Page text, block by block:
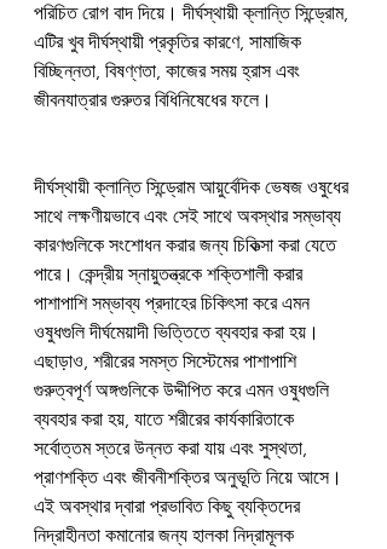
পরিচিত রোগ বাদ দিয়ে। দীর্ঘস্থায়ী ক্লান্তি সিন্ড্রোম,
এটির খুব দীর্ঘস্থায়ী প্রকৃতির কারণে, সামাজিক
বিচ্ছিন্নতা, বিষণ্ণতা, কাজের সময় হ্রাস এবং
জীবনযাত্রার গুরুতর বিধিনিষেধের ফলে।
দীর্ঘস্থায়ী ক্লান্তি সিন্ড্রোম আয়ুর্বেদিক ভেষজ ওষুধের
সাথে লক্ষণীয়ভাবে এবং সেই সাথে অবস্থার সম্ভাব্য
কারণগুলিকে সংশোধন করার জন্য চিকিত্সা করা যেতে
পারে। কেন্দ্রীয় স্নায়ুতন্ত্রকে শক্তিশালী করার
পাশাপাশি সম্ভাব্য প্রদাহের চিকিৎসা করে এমন
ওষুধগুলি দীর্ঘমেয়াদী ভিত্তিতে ব্যবহার করা হয়।
এছাড়াও, শরীরের সমস্ত সিস্টেমের পাশাপাশি
গুরুত্বপূর্ণ অঙ্গগুলিকে উদ্দীপিত করে এমন ওষুধগুলি
ব্যবহার করা হয়, যাতে শরীরের কার্যকারিতাকে
সর্বোত্তম স্তরে উন্নত করা যায় এবং সুস্থতা,
প্রাণশক্তি এবং জীবনীশক্তির অনুভূতি নিয়ে আসে।
এই অবস্থার দ্বারা প্রভাবিত কিছু ব্যক্তিদের
নিদ্রাহীনতা কমানোর জন্য হালকা নিদ্রামূলক